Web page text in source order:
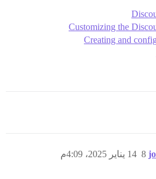
Customizing the
Creating and
14 يناير 2025، 4:09م 8